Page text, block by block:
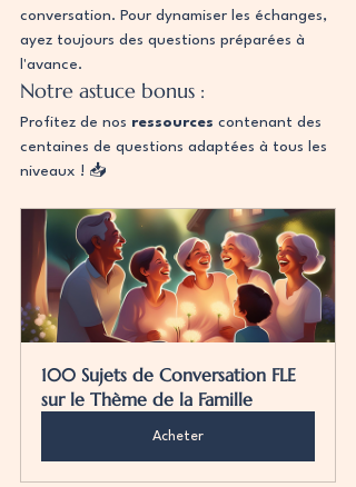
conversation. Pour dynamiser les échanges,
ayez toujours des questions préparées à
l'avance.
Notre astuce bonus :
Profitez de nos ressources contenant des
centaines de questions adaptées à tous les
niveaux ! 📥
100 Sujets de Conversation FLE
sur le Thème de la Famille
Acheter